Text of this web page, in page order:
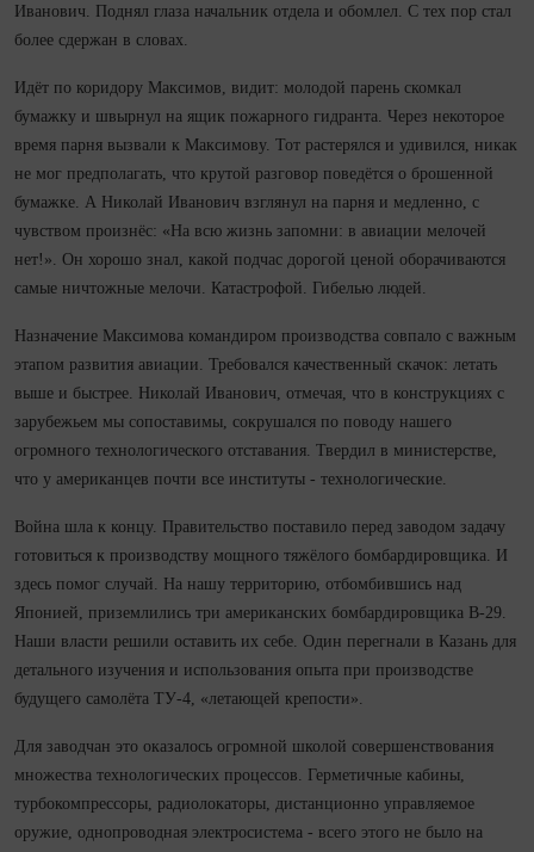
Иванович. Поднял глаза начальник отдела и обомлел. С тех пор стал
более сдержан в словах.
Идёт по коридору Максимов, видит: молодой парень скомкал
бумажку и швырнул на ящик пожарного гидранта. Через некоторое
время парня вызвали к Максимову. Тот растерялся и удивился, никак
не мог предполагать, что крутой разговор поведётся о брошенной
бумажке. А Николай Иванович взглянул на парня и медленно, с
чувством произнёс: «На всю жизнь запо­мни: в авиации мелочей
нет!». Он хорошо знал, какой подчас дорогой ценой оборачиваются
самые ничтожные мелочи. Катастрофой. Гибелью людей.
Назначение Максимова командиром производства совпало с важным
этапом развития авиации. Требовался качественный скачок: летать
выше и быстрее. Николай Иванович, отмечая, что в конструкциях с
зарубежьем мы сопоставимы, сокрушался по поводу нашего
огромного технологического отставания. Твердил в министерстве,
что у американцев по­чти все институты - технологические.
Война шла к концу. Правительство поставило перед заводом задачу
готовиться к производству мощного тяжёлого бомбардировщика. И
здесь помог случай. На нашу территорию, отбомбившись над
Японией, приземлились три американских бомбардировщика В‑29.
Наши власти решили оставить их себе. Один перегнали в Ка­зань для
детального изу­чения и использования опыта при производстве
будущего самолёта ТУ‑4, «летающей крепости».
Для заводчан это оказалось огромной школой совершенствования
множества технологических процессов. Герметичные кабины,
турбокомпрессоры, радиолокаторы, дистанционно управляемое
оружие, однопроводная электросистема - всего этого не было на